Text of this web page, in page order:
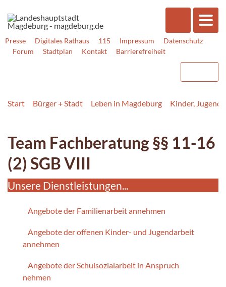
Presse Digitales Rathaus 115 Impressum
Datenschutz
Forum
Stadtplan Kontakt Barrierefreiheit
Start Bürger + Stadt Leben in Magdeburg Kinder, Jugend,
Team Fachberatung §§ 11-16
(2) SGB VIII
Unsere Dienstleistungen...
Angebote der Familienarbeit annehmen
Angebote der offenen Kinder- und Jugendarbeit
annehmen
Angebote der Schulsozialarbeit in Anspruch
nehmen